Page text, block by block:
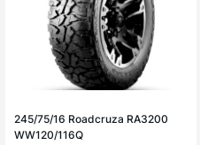
245/75/16 Roadcruza RA3200
WW120/116Q